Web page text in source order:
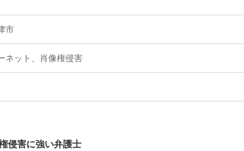
市
ネット、肖像権侵害
侵害に強い弁護士